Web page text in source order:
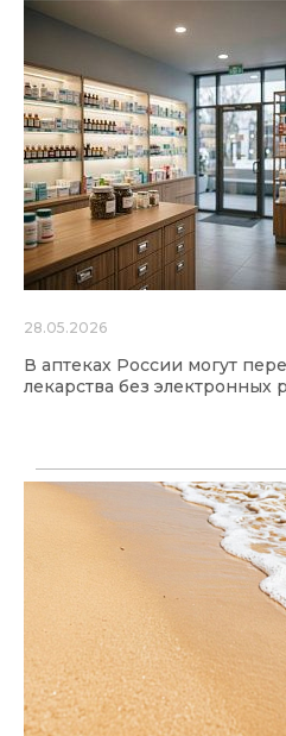
28.05.2026
В аптеках России могут
лекарства без электронных